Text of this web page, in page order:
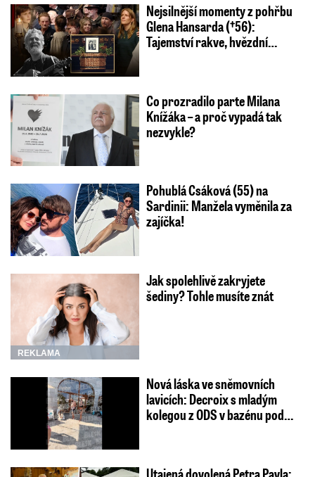
Nejsilnější momenty z pohřbu
Glena Hansarda (†56):
Tajemství rakve, hvězdní…
Co prozradilo parte Milana
Knížáka – a proč vypadá tak
nezvykle?
Pohublá Csáková (55) na
Sardinii: Manžela vyměnila za
zajíčka!
REKLAMA
Jak spolehlivě zakryjete
šediny? Tohle musíte znát
Nová láska ve sněmovních
lavicích: Decroix s mladým
kolegou z ODS v bazénu pod…